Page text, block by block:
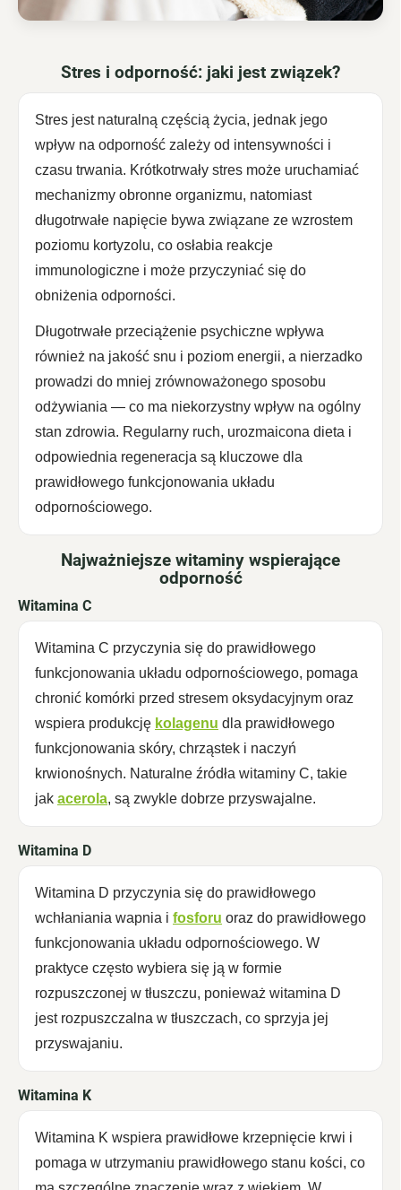
Stres i odporność: jaki jest związek?
Stres jest naturalną częścią życia, jednak jego
wpływ na odporność zależy od intensywności i
czasu trwania. Krótkotrwały stres może uruchamiać
mechanizmy obronne organizmu, natomiast
długotrwałe napięcie bywa związane ze wzrostem
poziomu kortyzolu, co osłabia reakcje
immunologiczne i może przyczyniać się do
obniżenia odporności.
Długotrwałe przeciążenie psychiczne wpływa
również na jakość snu i poziom energii, a nierzadko
prowadzi do mniej zrównoważonego sposobu
odżywiania — co ma niekorzystny wpływ na ogólny
stan zdrowia. Regularny ruch, urozmaicona dieta i
odpowiednia regeneracja są kluczowe dla
prawidłowego funkcjonowania układu
odpornościowego.
Najważniejsze witaminy wspierające
odporność
Witamina C
Witamina C przyczynia się do prawidłowego
funkcjonowania układu odpornościowego, pomaga
chronić komórki przed stresem oksydacyjnym oraz
wspiera produkcję kolagenu dla prawidłowego
funkcjonowania skóry, chrząstek i naczyń
krwionośnych. Naturalne źródła witaminy C, takie
jak acerola, są zwykle dobrze przyswajalne.
Witamina D
Witamina D przyczynia się do prawidłowego
wchłaniania wapnia i fosforu oraz do prawidłowego
funkcjonowania układu odpornościowego. W
praktyce często wybiera się ją w formie
rozpuszczonej w tłuszczu, ponieważ witamina D
jest rozpuszczalna w tłuszczach, co sprzyja jej
przyswajaniu.
Witamina K
Witamina K wspiera prawidłowe krzepnięcie krwi i
pomaga w utrzymaniu prawidłowego stanu kości, co